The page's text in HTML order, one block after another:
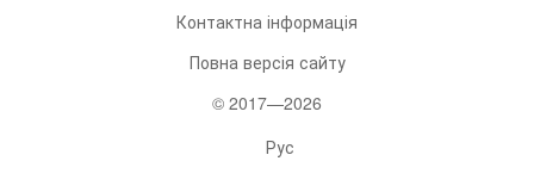
Контактна інформація
Повна версія сайту
© 2017—2026
Рус